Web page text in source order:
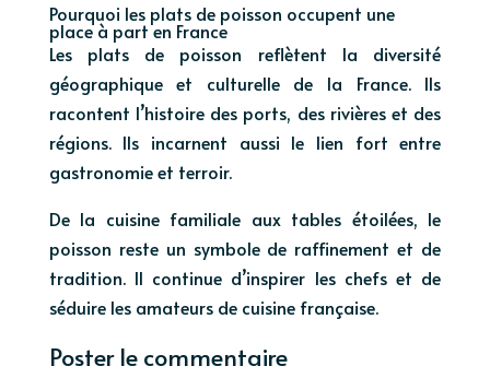
Pourquoi les plats de poisson occupent une
place à part en France
Les plats de poisson reflètent la diversité
géographique et culturelle de la France. Ils
racontent l’histoire des ports, des rivières et des
régions. Ils incarnent aussi le lien fort entre
gastronomie et terroir.
De la cuisine familiale aux tables étoilées, le
poisson reste un symbole de raffinement et de
tradition. Il continue d’inspirer les chefs et de
séduire les amateurs de cuisine française.
Poster le commentaire